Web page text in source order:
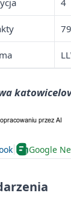
4
79
Google